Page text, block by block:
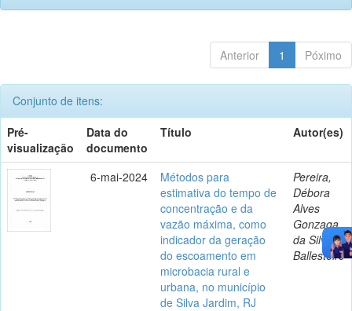
Anterior 1 Póximo
Conjunto de itens:
Pré-
visualização
Data do
documento
Título Autor(es)
6-mai-2024
Métodos para
estimativa do tempo de
concentração e da
vazão máxima, como
indicador da geração
do escoamento em
microbacia rural e
urbana, no município
de Silva Jardim, RJ
Pereira,
Débora
Alves
Gonzaga
da Silva
Ballesteiro